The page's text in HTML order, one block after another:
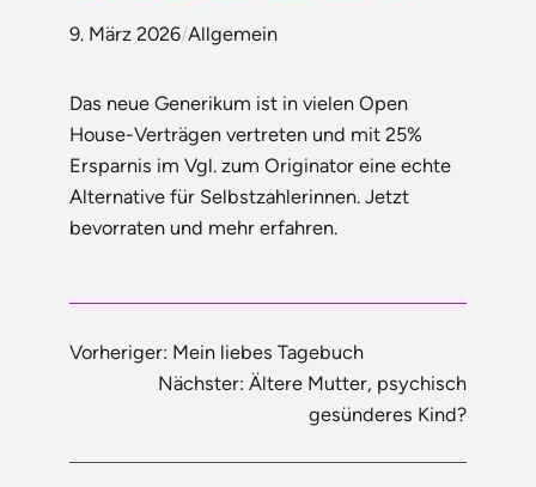
9. März 2026/Allgemein
Das neue Generikum ist in vielen Open
House-Verträgen vertreten und mit 25%
Ersparnis im Vgl. zum Originator eine echte
Alternative für Selbstzahlerinnen. Jetzt
bevorraten und mehr erfahren.
Vorheriger: Mein liebes Tagebuch
Nächster: Ältere Mutter, psychisch
gesünderes Kind?